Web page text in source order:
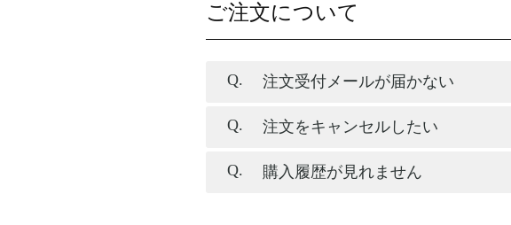
ご注文について
注文受付メールが届かない
注文をキャンセルしたい
購入履歴が見れません